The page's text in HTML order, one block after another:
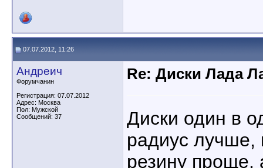
07.07.2012, 11:26
Андреич
Форумчанин
Регистрация: 07.07.2012
Адрес: Москва
Пол: Мужской
Сообщений: 37
Re: Диски Лада
Диски один в
радиус лучше,
резину проще,